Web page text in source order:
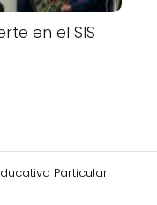
en el SIS
Particular